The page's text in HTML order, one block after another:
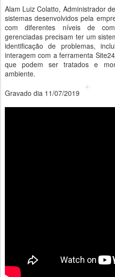
Alam Luiz Colatto, Administrador
sistemas desenvolvidos pela
com diferentes níveis de
gerenciadas precisam ter um
identificação de problemas,
interagem com a ferramenta
que podem ser tratados e
ambiente.
Gravado dia 11/07/2019